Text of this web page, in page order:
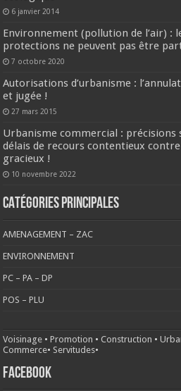
6 janvier 2014
Environnement (pollution de l’air) :
protections ne peuvent pas être
7 octobre 2020
Autorisations d’urbanisme :
et jugée !
27 mars 2015
Urbanisme commercial : précisions
délais de recours contentieux
gracieux !
10 novembre 2022
CATÉGORIES PRINCIPALES
AMENAGEMENT – ZAC
ENVIRONNEMENT
PC – PA – DP
POS – PLU
Voisinage •Promotion •Construction •
Commerce• Servitudes•
FACEBOOK